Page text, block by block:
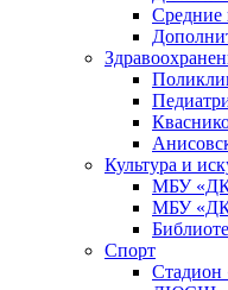
Культура и
МБУ «ДК
МБУ «ДК
Спорт
Стадион